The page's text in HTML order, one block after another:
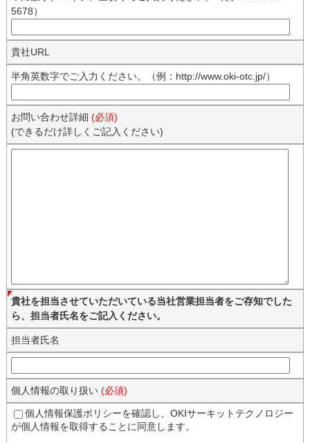
5678）
貴社URL
半角英数字でご入力ください。（例：http://www.oki-otc.jp/）
お問い合わせ詳細 (必須)
(できるだけ詳しくご記入ください)
貴社を担当させていただいている当社営業担当者をご存知でした
ら、担当者氏名をご記入ください。
担当者氏名
個人情報の取り扱い (必須)
個人情報保護ポリシーを確認し、OKIサーキットテクノロジー
が個人情報を取得することに同意します。